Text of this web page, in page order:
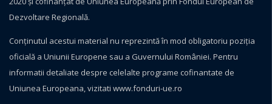
Dezvoltare Regională.
Conţinutul acestui material nu reprezintă în mod obligatoriu poziţia
oficială a Uniunii Europene sau a Guvernului României. Pentru
informatii detaliate despre celelalte programe cofinantate de
Uniunea Europeana, vizitati www.fonduri-ue.ro